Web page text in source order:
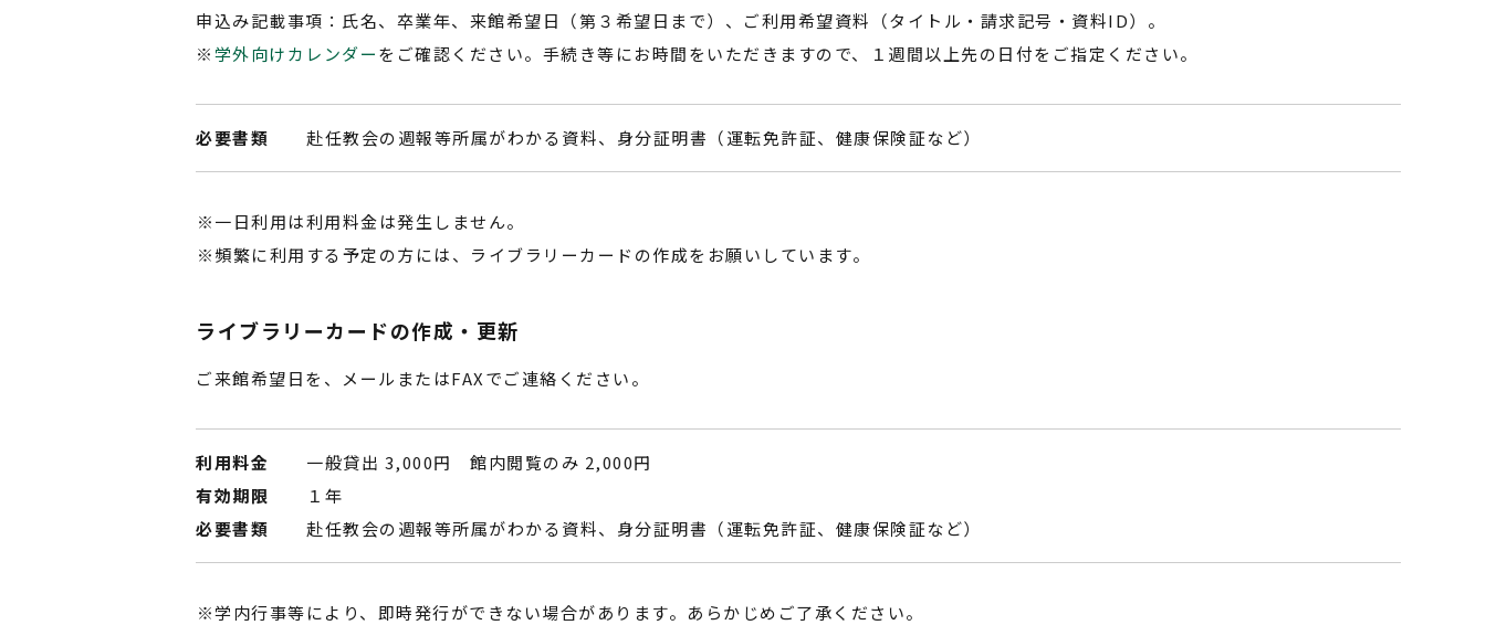
申込み記載事項：氏名、卒業年、来館希望日（第３希望日まで）、ご利用希望資料（タイトル・請求記号・資料ID）。
※学外向けカレンダーをご確認ください。手続き等にお時間をいただきますので、１週間以上先の日付をご指定ください。
必要書類 赴任教会の週報等所属がわかる資料、身分証明書（運転免許証、健康保険証など）
一日利用は利用料金は発生しません。
頻繁に利用する予定の方には、ライブラリーカードの作成をお願いしています。
ライブラリーカードの作成・更新
ご来館希望日を、メールまたはFAXでご連絡ください。
利用料金
一般貸出 3,000円 館内閲覧のみ 2,000円
有効期限
１年
必要書類
赴任教会の週報等所属がわかる資料、身分証明書（運転免許証、健康保険証など）
学内行事等により、即時発行ができない場合があります。あらかじめご了承ください。